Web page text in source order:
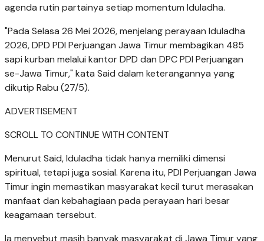
agenda rutin partainya setiap momentum Iduladha.
"Pada Selasa 26 Mei 2026, menjelang perayaan Iduladha
2026, DPD PDI Perjuangan Jawa Timur membagikan 485
sapi kurban melalui kantor DPD dan DPC PDI Perjuangan
se-Jawa Timur," kata Said dalam keterangannya yang
dikutip Rabu (27/5).
ADVERTISEMENT
SCROLL TO CONTINUE WITH CONTENT
Menurut Said, Iduladha tidak hanya memiliki dimensi
spiritual, tetapi juga sosial. Karena itu, PDI Perjuangan Jawa
Timur ingin memastikan masyarakat kecil turut merasakan
manfaat dan kebahagiaan pada perayaan hari besar
keagamaan tersebut.
Ia menyebut masih banyak masyarakat di Jawa Timur yang